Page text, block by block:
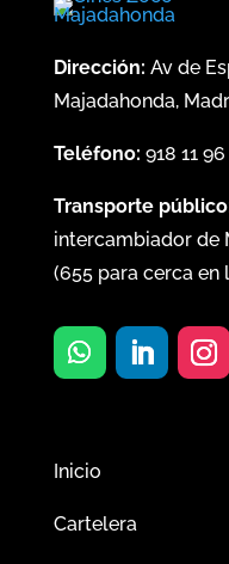
Dirección: Av de
Majadahonda,
Teléfono: 918 11
Transporte público
intercambiador de
(655para cerca en
Inicio
Cartelera